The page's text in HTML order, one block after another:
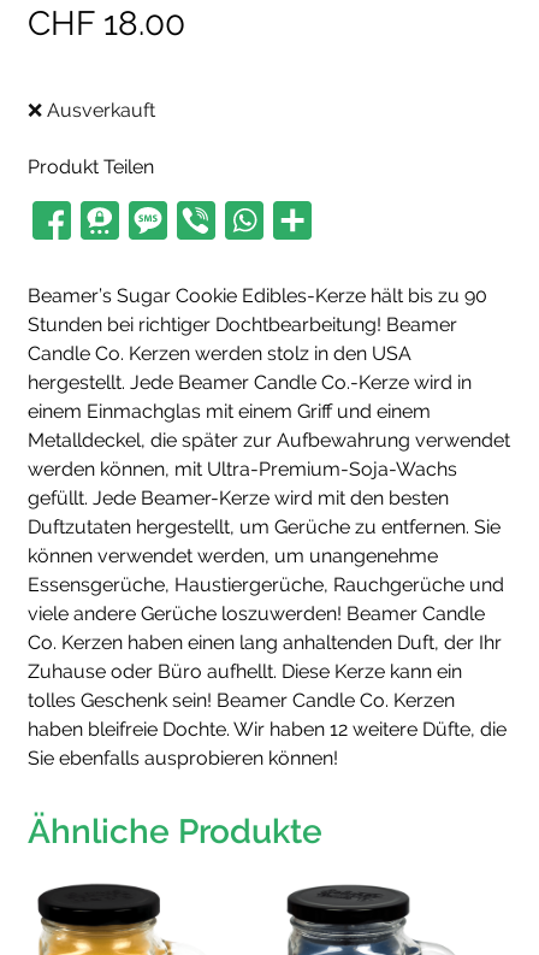
CHF 18.00
❌ Ausverkauft
Produkt Teilen
Beamer’s Sugar Cookie Edibles-Kerze hält bis zu 90
Stunden bei richtiger Dochtbearbeitung! Beamer
Candle Co. Kerzen werden stolz in den USA
hergestellt. Jede Beamer Candle Co.-Kerze wird in
einem Einmachglas mit einem Griff und einem
Metalldeckel, die später zur Aufbewahrung verwendet
werden können, mit Ultra-Premium-Soja-Wachs
gefüllt. Jede Beamer-Kerze wird mit den besten
Duftzutaten hergestellt, um Gerüche zu entfernen. Sie
können verwendet werden, um unangenehme
Essensgerüche, Haustiergerüche, Rauchgerüche und
viele andere Gerüche loszuwerden! Beamer Candle
Co. Kerzen haben einen lang anhaltenden Duft, der Ihr
Zuhause oder Büro aufhellt. Diese Kerze kann ein
tolles Geschenk sein! Beamer Candle Co. Kerzen
haben bleifreie Dochte. Wir haben 12 weitere Düfte, die
Sie ebenfalls ausprobieren können!
Ähnliche Produkte